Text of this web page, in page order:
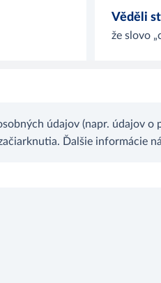
Věděli
že slovo
údajov (napr. údajov
Ďalšie informácie